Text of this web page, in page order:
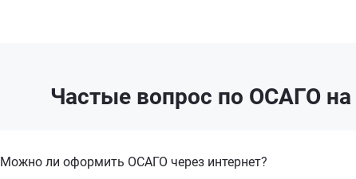
Частые вопрос по ОСАГО на
Можно ли оформить ОСАГО через интернет?